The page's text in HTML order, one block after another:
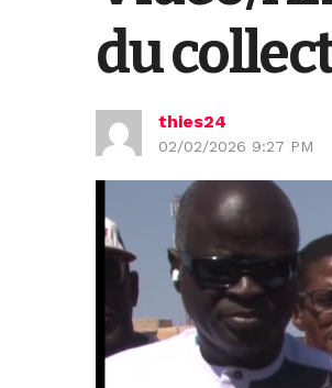
du
thies24
02/02/2026 9:27 PM